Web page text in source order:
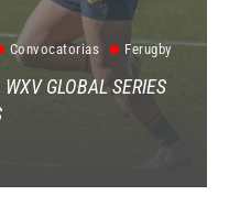
Convocatorias Ferugby
GLOBAL SERIES